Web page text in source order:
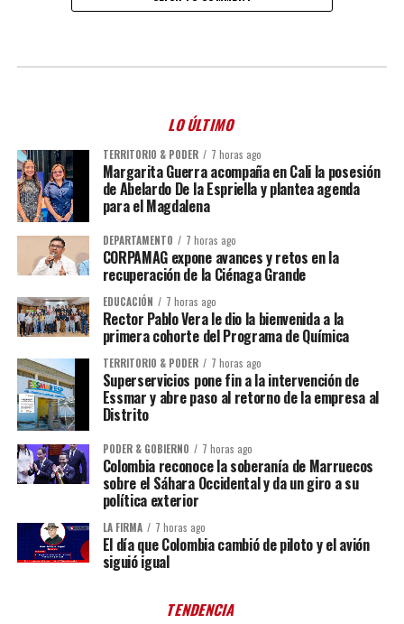
LO ÚLTIMO
TERRITORIO & PODER 7 horas ago
Margarita Guerra acompaña en Cali la posesión
de Abelardo De la Espriella y plantea agenda
para el Magdalena
DEPARTAMENTO 7 horas ago
CORPAMAG expone avances y retos en la
recuperación de la Ciénaga Grande
EDUCACIÓN 7 horas ago
Rector Pablo Vera le dio la bienvenida a la
primera cohorte del Programa de Química
TERRITORIO & PODER 7 horas ago
Superservicios pone fin a la intervención de
Essmar y abre paso al retorno de la empresa al
Distrito
PODER & GOBIERNO 7 horas ago
Colombia reconoce la soberanía de Marruecos
sobre el Sáhara Occidental y da un giro a su
política exterior
LA FIRMA 7 horas ago
El día que Colombia cambió de piloto y el avión
siguió igual
TENDENCIA